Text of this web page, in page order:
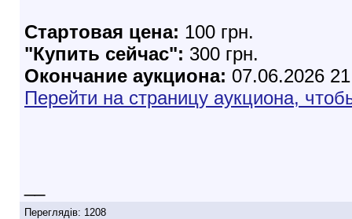
Стартовая цена: 100 грн.
"Купить сейчас": 300 грн.
Окончание аукциона: 07.06.2026
Перейти на страницу аукциона,
Переглядів: 1208